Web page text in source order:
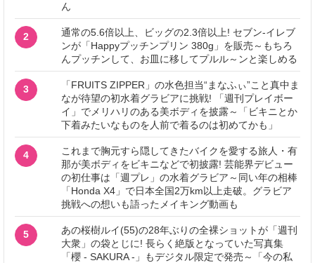
ん
2
通常の5.6倍以上、ビッグの2.3倍以上! セブン‐イレブ
ンが「Happyプッチンプリン 380g」を販売～もちろ
んプッチンして、お皿に移してプルル～ンと楽しめる
3
「FRUITS ZIPPER」の水色担当“まなふぃ”こと真中ま
なが待望の初水着グラビアに挑戦! 「週刊プレイボー
イ」でメリハリのある美ボディを披露～「ビキニとか
下着みたいなものを人前で着るのは初めてかも」
4
これまで胸元すら隠してきたバイクを愛する旅人・有
那が美ボディをビキニなどで初披露! 芸能界デビュー
の初仕事は「週プレ」の水着グラビア～同い年の相棒
「Honda X4」で日本全国2万km以上走破。グラビア
挑戦への想いも語ったメイキング動画も
5
あの桜樹ルイ(55)の28年ぶりの全裸ショットが「週刊
大衆」の袋とじに! 長らく絶版となっていた写真集
「櫻 - SAKURA -」もデジタル限定で発売～「今の私